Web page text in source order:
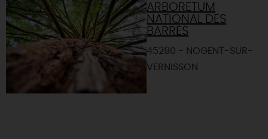
ARBORETUM
NATIONAL DES
BARRES
45290 - NOGENT-SUR-
VERNISSON